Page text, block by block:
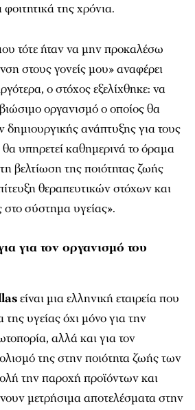
της χρόνια.
τότε ήταν να μην προκαλέσω
στους γονείς μου» αναφέρει
ο στόχος εξελίχθηκε: να
οργανισμό ο οποίος θα
δημιουργικής ανάπτυξης για τους
υπηρετεί καθημερινά το όραμα
βελτίωση της ποιότητας ζωής
θεραπευτικών στόχων και
στο σύστημα υγείας».
για τον οργανισμό του
είναι μια ελληνική εταιρεία που
της υγείας όχι μόνο για την
αλλά και για τον
της στην ποιότητα ζωής των
την παροχή προϊόντων και
μετρήσιμα αποτελέσματα στην